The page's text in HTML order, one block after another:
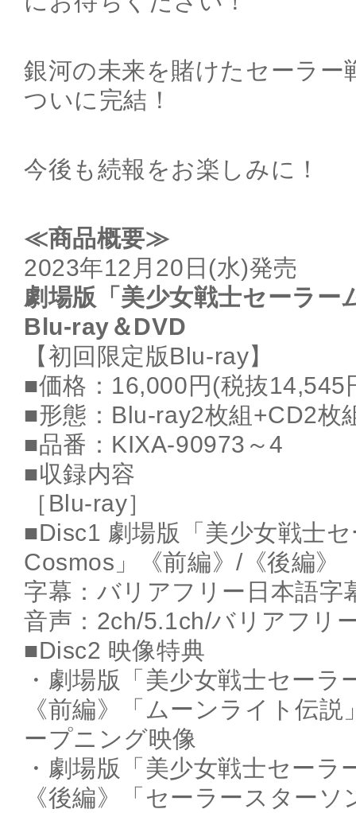
銀河の未来を賭けたセーラー
ついに完結！
今後も続報をお楽しみに！
≪商品概要≫
2023年12月20日(水)発売
劇場版「美少女戦士セーラ
Blu-ray＆DVD
【初回限定版Blu-ray】
■価格：16,000円(税抜14,545
■形態：Blu-ray2枚組+CD2枚
■品番：KIXA-90973～4
■収録内容
［Blu-ray］
■Disc1 劇場版「美少女戦士
Cosmos」《前編》/《後編》
字幕：バリアフリー日本語字
音声：2ch/5.1ch/バリアフリ
■Disc2 映像特典
・劇場版「美少女戦士セー
《前編》「ムーンライト伝
ープニング映像
・劇場版「美少女戦士セー
《後編》「セーラースター